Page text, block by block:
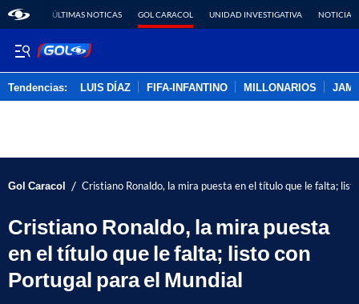
ÚLTIMAS NOTICAS GOL CARACOL UNIDAD INVESTIGATIVA NOTICIAS
Tendencias: LUIS DÍAZ FIFA-INFANTINO MILLONARIOS
Gol Caracol / Cristiano Ronaldo, la mira puesta en el título que le falta;
Cristiano Ronaldo, la mira puesta
en el título que le falta; listo con
Portugal para el Mundial